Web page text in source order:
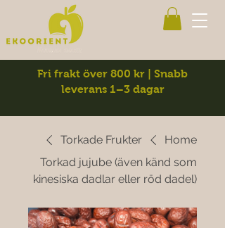
Fri frakt över 800 kr | Snabb
leverans 1–3 dagar
Home
Torkade Frukter
Torkad jujube (även känd som
kinesiska dadlar eller röd dadel)